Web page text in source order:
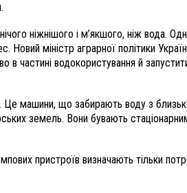
нічого ніжнішого і м’якшого, ніж
Новий міністр аграрної політики
частині водокористування й
Це машини, що забирають воду з
земель. Вони бувають
пристроїв визначають тільки